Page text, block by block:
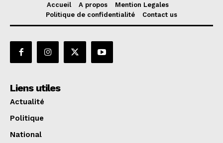
Accueil A propos
Mention Legales
Politique de confidentialité
Contact us
Liens utiles
Actualité
Politique
National